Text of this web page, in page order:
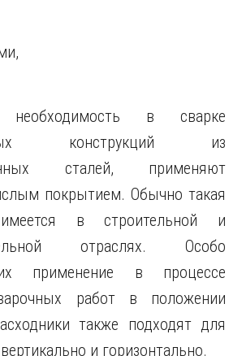
в сварке
конструкций из
сталей, применяют
покрытием. Обычно такая
имеется в строительной и
отраслях. Особо
применение в процессе
работ в положении
также подходят для
и горизонтально.